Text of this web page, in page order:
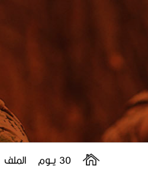
30 يــوم الملف